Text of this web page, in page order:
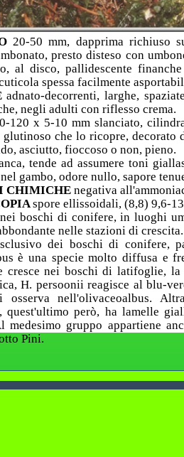
20-50 mm, dapprima richiuso
presto disteso con
al disco, pallidescente
spessa facilmente
adnato-decorrenti, larghe,
negli adulti con riflesso crema.
120 x 5-10 mm slanciato,
che lo ricopre, decorato
asciutto, fioccoso o non, pieno.
tende ad assumere toni
gambo, odore nullo, sapore
CHIMICHE negativa
spore ellissoidali, (8,8) 9,6-
nei boschi di conifere, in luoghi
nelle stazioni di crescita.
dei boschi di conifere,
è una specie molto diffusa e
cresce nei boschi di latifoglie,
H. persoonii reagisce al blu-
osserva nell'olivaceoalbus.
quest'ultimo però, ha lamelle
medesimo gruppo appartiene
Pini.